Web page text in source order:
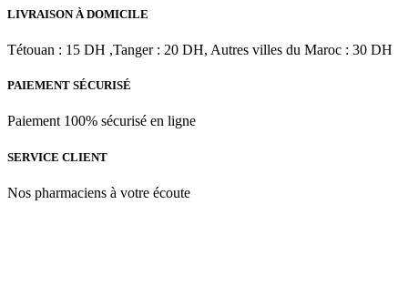
initial
LIVRAISON À DOMICILE
Tétouan : 15 DH ,Tanger : 20 DH, Autres villes du Maroc : 30 DH
PAIEMENT SÉCURISÉ
Paiement 100% sécurisé en ligne
SERVICE CLIENT
Nos pharmaciens à votre écoute